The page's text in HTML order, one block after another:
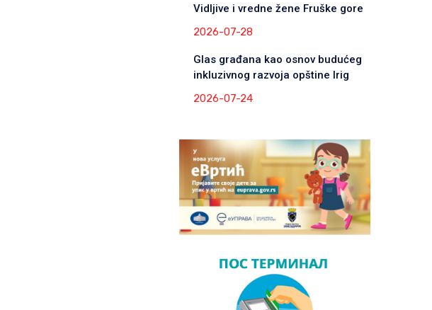
Vidljive i vredne žene Fruške gore
2026-07-28
Glas građana kao osnov budućeg
inkluzivnog razvoja opštine Irig
2026-07-24